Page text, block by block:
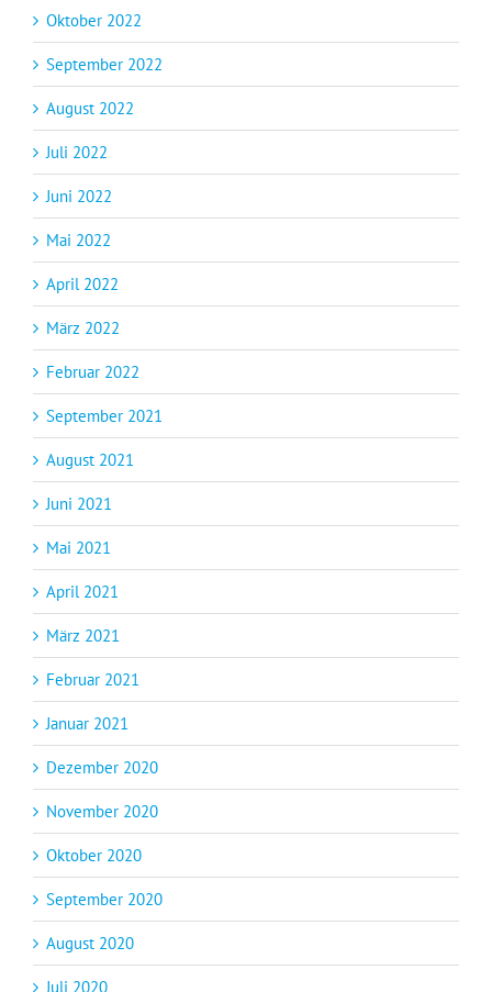
Oktober 2022
September 2022
August 2022
Juli 2022
Juni 2022
Mai 2022
April 2022
März 2022
Februar 2022
September 2021
August 2021
Juni 2021
Mai 2021
April 2021
März 2021
Februar 2021
Januar 2021
Dezember 2020
November 2020
Oktober 2020
September 2020
August 2020
Juli 2020